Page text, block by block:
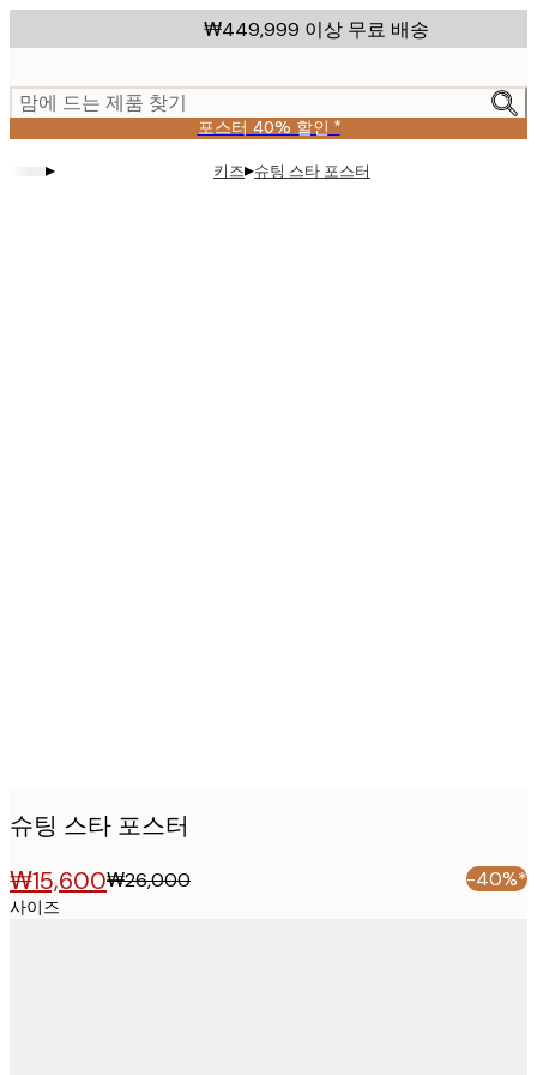
to
content.
₩449,999 이상 무료 배송
맘에 드는 제품 찾기
포스터 40% 할인 *
▸ 키즈▸슈팅 스타 포스터
슈팅 스타 포스터
₩15,600₩26,000 -40%*
사이즈